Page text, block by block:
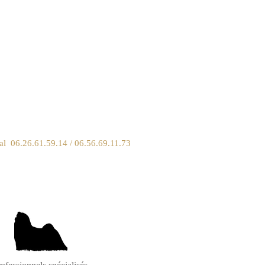
06.26.61.59.14 / 06.56.69.11.73